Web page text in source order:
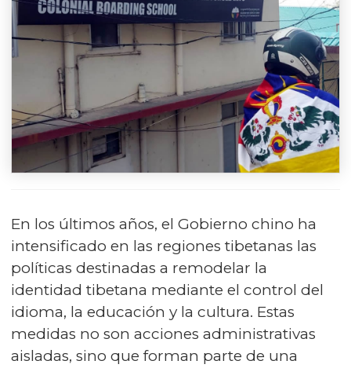
En los últimos años, el Gobierno chino ha
intensificado en las regiones tibetanas las
políticas destinadas a remodelar la
identidad tibetana mediante el control del
idioma, la educación y la cultura. Estas
medidas no son acciones administrativas
aisladas, sino que forman parte de una